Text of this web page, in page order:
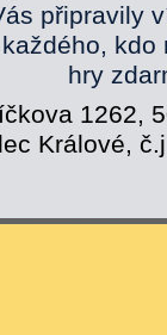
připravily
hry
1262,
Králové,